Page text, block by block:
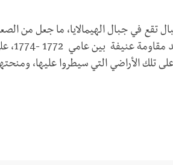
تقع في جبال الهيمالايا، ما جعل
تلك الأراضي التي سيطروا عليها،